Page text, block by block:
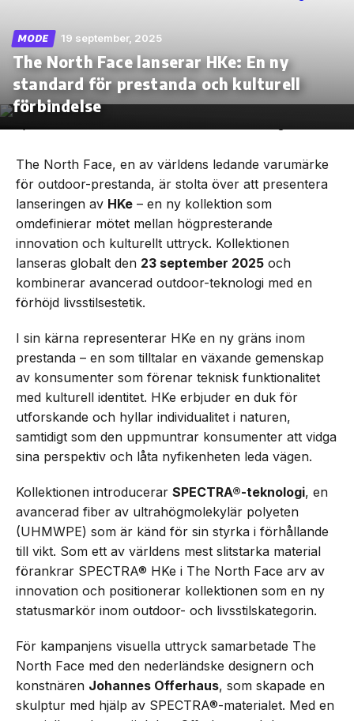
Skip
the
MODE 19 september, 2025
The North Face lanserar HKe: En ny
standard för prestanda och kulturell
förbindelse
The North Face, en av världens ledande varumärke
för outdoor-prestanda, är stolta över att presentera
lanseringen av HKe – en ny kollektion som
omdefinierar mötet mellan högpresterande
innovation och kulturellt uttryck. Kollektionen
lanseras globalt den 23 september 2025 och
kombinerar avancerad outdoor-teknologi med en
förhöjd livsstilsestetik.
I sin kärna representerar HKe en ny gräns inom
prestanda – en som tilltalar en växande gemenskap
av konsumenter som förenar teknisk funktionalitet
med kulturell identitet. HKe erbjuder en duk för
utforskande och hyllar individualitet i naturen,
samtidigt som den uppmuntrar konsumenter att vidga
sina perspektiv och låta nyfikenheten leda vägen.
Kollektionen introducerar SPECTRA®-teknologi, en
avancerad fiber av ultrahögmolekylär polyeten
(UHMWPE) som är känd för sin styrka i förhållande
till vikt. Som ett av världens mest slitstarka material
förankrar SPECTRA® HKe i The North Face arv av
innovation och positionerar kollektionen som en ny
statusmarkör inom outdoor- och livsstilskategorin.
För kampanjens visuella uttryck samarbetade The
North Face med den nederländske designern och
konstnären Johannes Offerhaus, som skapade en
skulptur med hjälp av SPECTRA®-materialet. Med en